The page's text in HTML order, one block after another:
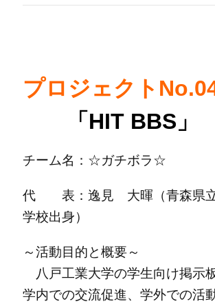
プロジェクト
「HIT BBS」
チーム名：☆ガチボラ☆
代 表：逸見 大暉（青森県立
学校出身）
～活動目的と概要～
八戸工業大学の学生向け掲示
学内での交流促進、学外での活